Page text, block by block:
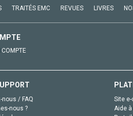
TRAITÉS EMC REVUES LIVRES
COMPTE
/ FAQ
nous ?
Site
Aide